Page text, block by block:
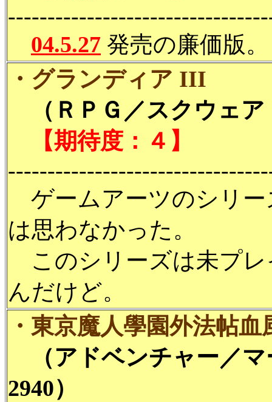
04.5.27 発売の廉価版。
・グランディア III
（ＲＰＧ／スクウェア
【期待度：４】
ゲームアーツのシリー
は思わなかった。
このシリーズは未プレ
んだけど。
・東京魔人學園外法帖
（アドベンチャー／マ
2940）